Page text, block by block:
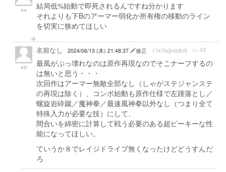
44
結局低%始動で即死されるんですね分かります
それよりも下Bのアーマー弱化か所有権の移動のライン
を切実に狭めてほしい
49
名前なし 2024/06/13 (木) 21:48:37 修正 1747b@4b8c5 >> 43
最風がぶっ壊れなのは原作再現なのでそこナーフするの
は無いと思う・・・
次回作はアーマー無敵全部なし（しゃがステジャンステ
の再現は除く）、コンボ始動も原作仕様で左踵落とし／
螺旋岩砕蹴／魔神拳／最速風神拳以外なし（つまり全て
特殊入力が必要な技）にして、
間合いを綿密に計算して戦う必要のある超ピーキーな性
能になってほしい。
ていうか８でレイジドライブ無くなったけどどうすんだ
ろ